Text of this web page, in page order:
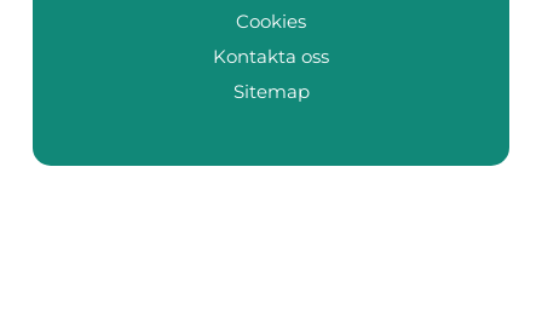
Cookies
Kontakta oss
Sitemap